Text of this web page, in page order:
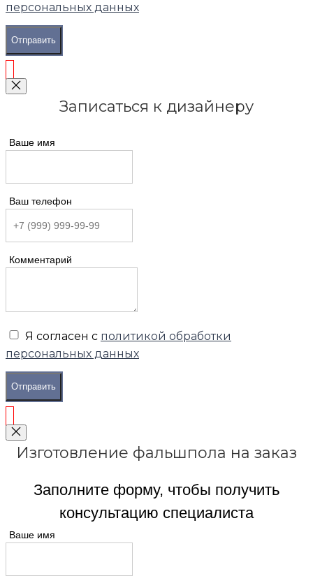
персональных данных
Отправить
Записаться к дизайнеру
Ваше имя
Ваш телефон
Комментарий
Я согласен с политикой обработки
персональных данных
Отправить
Изготовление фальшпола на заказ
Заполните форму, чтобы получить
консультацию специалиста
Ваше имя